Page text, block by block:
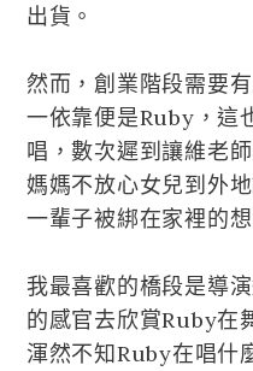
出貨。
然而，創業階段需要
一依靠便是Ruby，這
唱，數次遲到讓維老
媽媽不放心女兒到外
一輩子被綁在家裡的
我最喜歡的橋段是導
的感官去欣賞Ruby在
渾然不知Ruby在唱什